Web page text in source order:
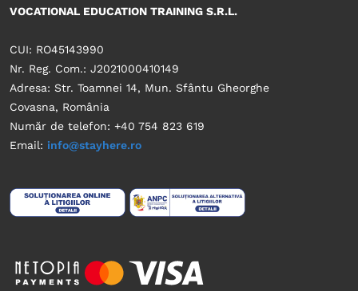
VOCATIONAL EDUCATION TRAINING S.R.L.
CUI: RO45143990
Nr. Reg. Com.: J2021000410149
Adresa: Str. Toamnei 14, Mun. Sfântu Gheorghe
Covasna, România
Număr de telefon: +40 754 823 619
Email: info@stayhere.ro